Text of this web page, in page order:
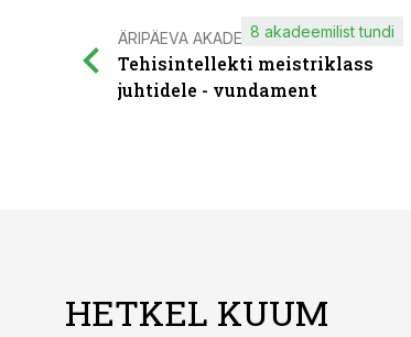
ÄRIPÄEVA AKADEEMIA
Tehisintellekti meistriklass
juhtidele - vundament
8 akadeemilist tundi
HETKEL KUUM